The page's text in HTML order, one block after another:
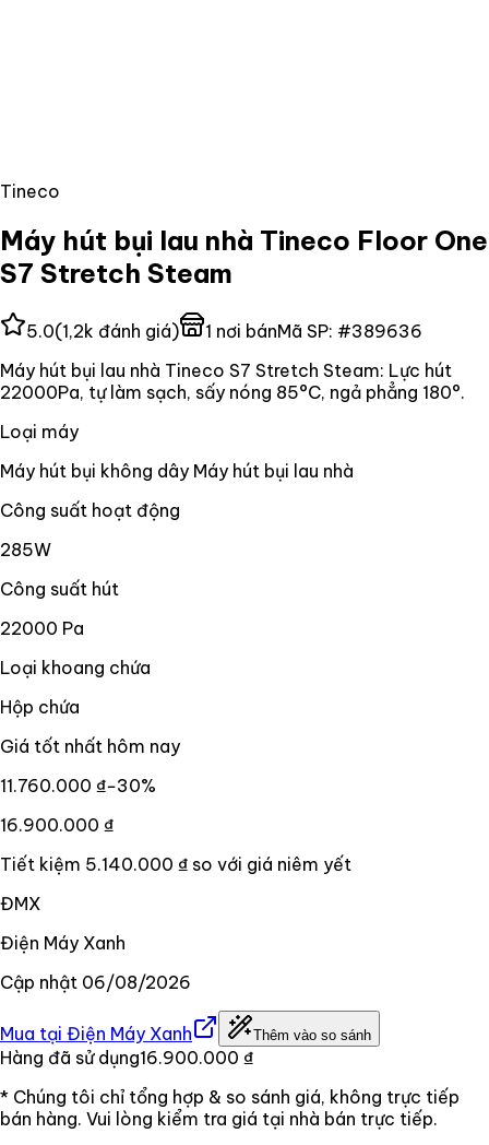
Tineco
Máy hút bụi lau nhà Tineco Floor One
S7 Stretch Steam
5.0(1,2k đánh giá) 1 nơi bánMã SP: #389636
Máy hút bụi lau nhà Tineco S7 Stretch Steam: Lực hút
22000Pa, tự làm sạch, sấy nóng 85°C, ngả phẳng 180°.
Loại máy
Máy hút bụi không dây Máy hút bụi lau nhà
Công suất hoạt động
285W
Công suất hút
22000 Pa
Loại khoang chứa
Hộp chứa
Giá tốt nhất hôm nay
11.760.000 ₫−30%
16.900.000 ₫
Tiết kiệm 5.140.000 ₫ so với giá niêm yết
ĐMX
Điện Máy Xanh
Cập nhật 06/08/2026
Mua tại Điện Máy Xanh Thêm vào so sánh
Hàng đã sử dụng16.900.000 ₫
* Chúng tôi chỉ tổng hợp & so sánh giá, không trực tiếp
bán hàng. Vui lòng kiểm tra giá tại nhà bán trực tiếp.